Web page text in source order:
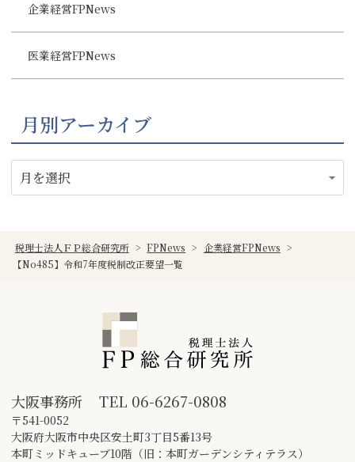
企業経営FPNews
医業経営FPNews
月別アーカイブ
税理士法人ＦＰ総合研究所 > FPNews > 企業経営FPNews >
【No485】令和7年度税制改正要望一覧
大阪事務所 TEL 06-6267-0808
〒541-0052
大阪府大阪市中央区安土町3丁目5番13号
本町ミッドキューブ10階（旧：本町ガーデンシティテラス）